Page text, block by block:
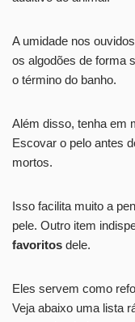
A umidade nos
os algodões de forma
o término do banho.
Além disso, tenha em
Escovar o pelo antes
mortos.
Isso facilita muito a
pele. Outro item
favoritos dele.
Eles servem como
Veja abaixo uma lista